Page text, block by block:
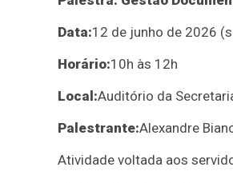
Data:12 de junho de 2026
Horário:10h às 12h
Local:Auditório da
Palestrante:Alexandre
Atividade voltada aos